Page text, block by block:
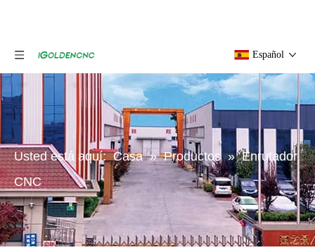
Español
Usted está aquí: Casa » Productos » Enrutador
CNC